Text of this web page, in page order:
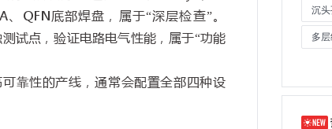
、 QFN底部焊盘，属于“深层检查”。
试点，验证电路电气性能，属于“功能
靠性的产线，通常会配置全部四种设
沉
多